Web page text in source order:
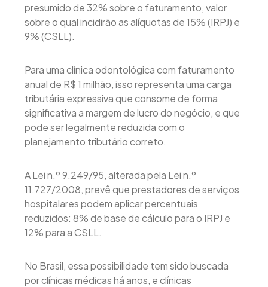
presumido de 32% sobre o faturamento, valor
sobre o qual incidirão as alíquotas de 15% (IRPJ) e
9% (CSLL).
Para uma clínica odontológica com faturamento
anual de R$ 1 milhão, isso representa uma carga
tributária expressiva que consome de forma
significativa a margem de lucro do negócio, e que
pode ser legalmente reduzida com o
planejamento tributário correto.
A Lei n.º 9.249/95, alterada pela Lei n.º
11.727/2008, prevê que prestadores de serviços
hospitalares podem aplicar percentuais
reduzidos: 8% de base de cálculo para o IRPJ e
12% para a CSLL.
No Brasil, essa possibilidade tem sido buscada
por clínicas médicas há anos, e clínicas